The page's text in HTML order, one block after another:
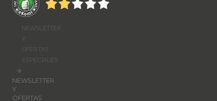
NEWSLETTER
Y
OFERTAS
ESPECIALES
NEWSLETTER
Y
OFERTAS